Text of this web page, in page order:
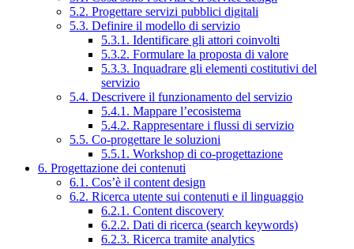
5.2. Progettare servizi pubblici digitali
5.3. Definire il modello di servizio
5.3.1. Identificare gli attori coinvolti
5.3.2. Formulare la proposta di valore
5.3.3. Inquadrare gli elementi costitutivi del
servizio
5.4. Descrivere il funzionamento del servizio
5.4.1. Mappare l’ecosistema
5.4.2. Rappresentare i flussi di servizio
5.5. Co-progettare le soluzioni
5.5.1. Workshop di co-progettazione
6. Progettazione dei contenuti
6.1. Cos’è il content design
6.2. Ricerca utente sui contenuti e il linguaggio
6.2.1. Content discovery
6.2.2. Dati di ricerca (search keywords)
6.2.3. Ricerca tramite analytics